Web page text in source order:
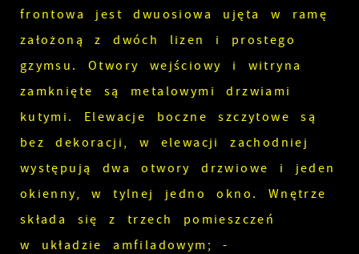
frontowa jest dwuosiowa ujęta w ramę
założoną z dwóch lizen i prostego
gzymsu. Otwory wejściowy i witryna
zamknięte są metalowymi drzwiami
kutymi. Elewacje boczne szczytowe są
bez dekoracji, w elewacji zachodniej
występują dwa otwory drzwiowe i jeden
okienny, w tylnej jedno okno. Wnętrze
składa się z trzech pomieszczeń
w układzie amfiladowym; -